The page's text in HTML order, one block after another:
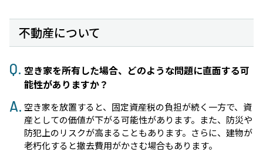
不動産について
空き家を所有した場合、どのような問題に直面する可
能性がありますか？
空き家を放置すると、固定資産税の負担が続く一方で、資
産としての価値が下がる可能性があります。また、防災や
防犯上のリスクが高まることもあります。さらに、建物が
老朽化すると撤去費用がかさむ場合もあります。